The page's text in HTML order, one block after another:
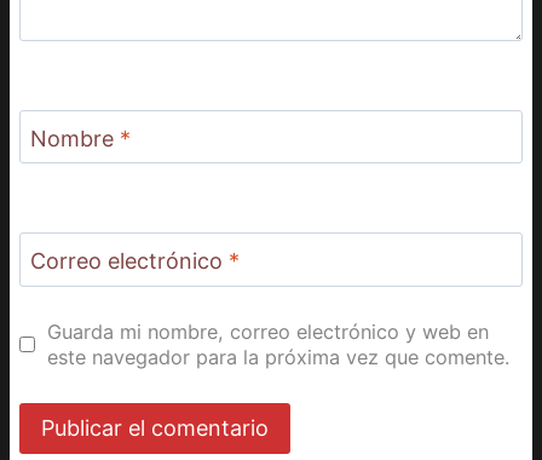
Nombre *
Correo electrónico *
Guarda mi nombre, correo electrónico y web en
este navegador para la próxima vez que comente.